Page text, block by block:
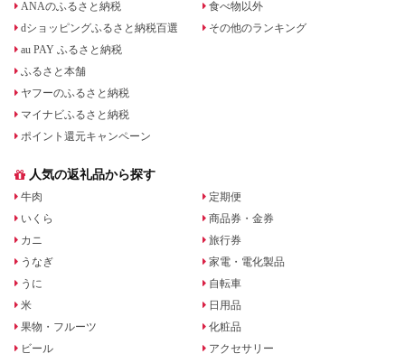
ANAのふるさと納税
dショッピングふるさと納税百選
au PAY ふるさと納税
ふるさと本舗
ヤフーのふるさと納税
マイナビふるさと納税
ポイント還元キャンペーン
食べ物以外
その他のランキング
人気の返礼品から探す
牛肉
いくら
カニ
うなぎ
うに
米
果物・フルーツ
ビール
定期便
商品券・金券
旅行券
家電・電化製品
自転車
日用品
化粧品
アクセサリー